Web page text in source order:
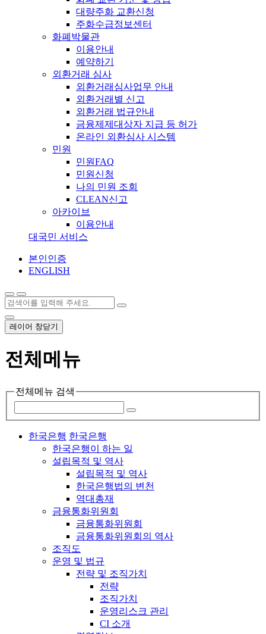
대량주화 교환신청
주화수급정보센터
화폐박물관
이용안내
예약하기
외환거래 심사
외환거래심사업무 안내
외환거래별 신고
외환거래 법규안내
금융제제대상자 지급 등 허가
온라인 외환심사 시스템
민원
민원FAQ
민원신청
나의 민원 조회
CLEAN신고
아카이브
이용안내
대국민 서비스
본인인증
ENGLISH
레이어 창닫기
전체메뉴
전체메뉴 검색
한국은행 한국은행
한국은행이 하는 일
설립목적 및 역사
설립목적 및 역사
한국은행법의 변천
역대총재
금융통화위원회
금융통화위원회
금융통화위원회의 역사
조직도
운영 및 법규
전략 및 조직가치
전략
조직가치
운영리스크 관리
CI 소개